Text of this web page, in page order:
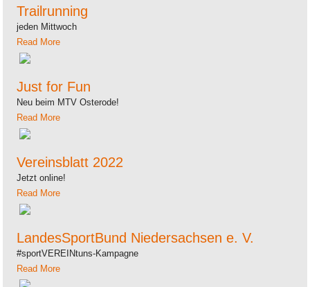
Trailrunning
jeden Mittwoch
Read More
Just for Fun
Neu beim MTV Osterode!
Read More
Vereinsblatt 2022
Jetzt online!
Read More
LandesSportBund Niedersachsen e. V.
#sportVEREINtuns-Kampagne
Read More